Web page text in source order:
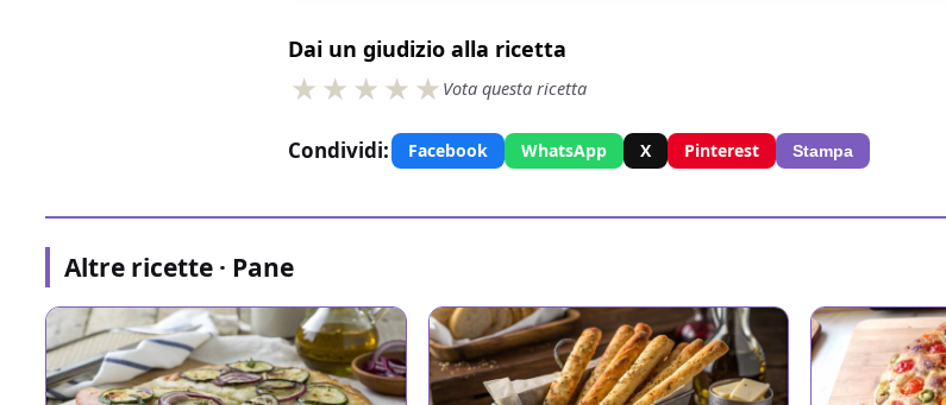
Dai un giudizio alla ricetta
Vota questa ricetta
Condividi: Facebook WhatsApp X Pinterest Stampa
Altre ricette · Pane